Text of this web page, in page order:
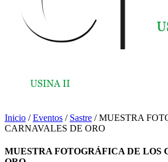
Inicio /Eventos / Sastre /MUESTRA
CARNAVALES DE ORO
MUESTRA FOTOGRÁFICA DE LOS